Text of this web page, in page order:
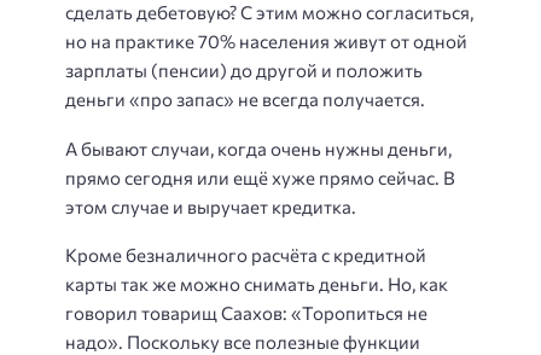
сделать дебетовую? С этим можно согласиться,
но на практике 70% населения живут от одной
зарплаты (пенсии) до другой и положить
деньги «про запас» не всегда получается.
А бывают случаи, когда очень нужны деньги,
прямо сегодня или ещё хуже прямо сейчас. В
этом случае и выручает кредитка.
Кроме безналичного расчёта с кредитной
карты так же можно снимать деньги. Но, как
говорил товарищ Саахов: «Торопиться не
надо». Поскольку все полезные функции